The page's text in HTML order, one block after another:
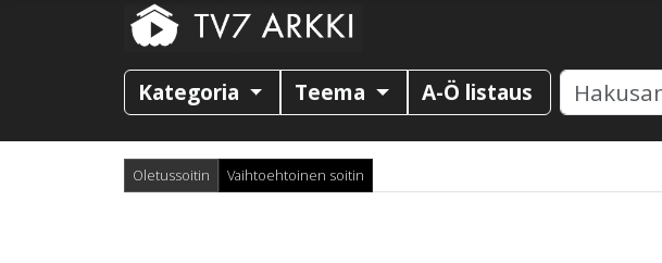
Kategoria Teema A-Ö listaus
Oletussoitin Vaihtoehtoinen soitin